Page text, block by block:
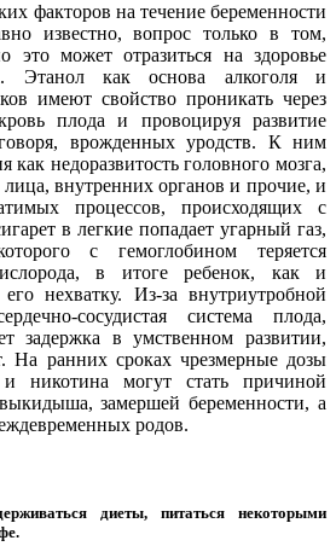
факторов на течение беременности
известно, вопрос только в том,
это может отразиться на здоровье
Этанол как основа алкоголя и
имеют свойство проникать через
плода и провоцируя развитие
врожденных уродств. К ним
как недоразвитость головного мозга,
внутренних органов и прочие, и
процессов, происходящих с
в легкие попадает угарный газ,
с гемоглобином теряется
в итоге ребенок, как и
нехватку. Из-за внутриутробной
сосудистая система плода,
задержка в умственном развитии,
На ранних сроках чрезмерные дозы
и никотина могут стать причиной
замершей беременности, а
родов.
диеты, питаться некоторыми